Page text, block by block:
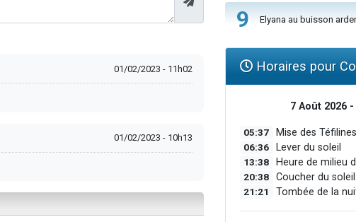
01/02/2023 - 11h02
01/02/2023 - 10h13
9 Elyana au buisson
Horaires pour
7 Août 2026 -
05:37 Mise des Téfilines
06:36 Lever du soleil
13:38 Heure de milieu
20:38 Coucher du soleil
21:21 Tombée de la